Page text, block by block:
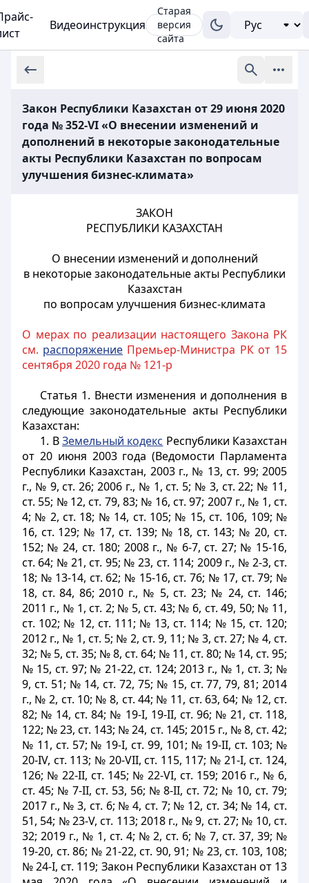
Видеоинструкция
Старая
версия
сайта
Закон Республики Казахстан от 29 июня 2020
года № 352-VI «О внесении изменений и
дополнений в некоторые законодательные
акты Республики Казахстан по вопросам
улучшения бизнес-климата»
ЗАКОН
РЕСПУБЛИКИ КАЗАХСТАН
О внесении изменений и дополнений
в некоторые законодательные акты Республики
Казахстан
по вопросам улучшения бизнес-климата
О мерах по реализации настоящего Закона РК
см. распоряжение Премьер-Министра РК от 15
сентября 2020 года № 121-р
Статья 1. Внести изменения и дополнения в
следующие законодательные акты Республики
Казахстан:
1. ВЗемельный кодекс Республики Казахстан
от 20 июня 2003 года (Ведомости Парламента
Республики Казахстан, 2003 г., № 13, ст. 99; 2005
г., № 9, ст. 26; 2006 г., № 1, ст. 5; № 3, ст. 22; № 11,
ст. 55; № 12, ст. 79, 83; № 16, ст. 97; 2007 г., № 1, ст.
4; № 2, ст. 18; № 14, ст. 105; № 15, ст. 106, 109; №
16, ст. 129; № 17, ст. 139; № 18, ст. 143; № 20, ст.
152; № 24, ст. 180; 2008 г., № 6-7, ст. 27; № 15-16,
ст. 64; № 21, ст. 95; № 23, ст. 114; 2009 г., № 2-3, ст.
18; № 13-14, ст. 62; № 15-16, ст. 76; № 17, ст. 79; №
18, ст. 84, 86; 2010 г., № 5, ст. 23; № 24, ст. 146;
2011 г., № 1, ст. 2; № 5, ст. 43; № 6, ст. 49, 50; № 11,
ст. 102; № 12, ст. 111; № 13, ст. 114; № 15, ст. 120;
2012 г., № 1, ст. 5; № 2, ст. 9, 11; № 3, ст. 27; № 4, ст.
32; № 5, ст. 35; № 8, ст. 64; № 11, ст. 80; № 14, ст. 95;
№ 15, ст. 97; № 21-22, ст. 124; 2013 г., № 1, ст. 3; №
9, ст. 51; № 14, ст. 72, 75; № 15, ст. 77, 79, 81; 2014
г., № 2, ст. 10; № 8, ст. 44; № 11, ст. 63, 64; № 12, ст.
82; № 14, ст. 84; № 19-І, 19-II, ст. 96; № 21, ст. 118,
122; № 23, ст. 143; № 24, ст. 145; 2015 г., № 8, ст. 42;
№ 11, ст. 57; № 19-І, ст. 99, 101; № 19-II, ст. 103; №
20-IV, ст. 113; № 20-VII, ст. 115, 117; № 21-І, ст. 124,
126; № 22-II, ст. 145; № 22-VI, ст. 159; 2016 г., № 6,
ст. 45; № 7-II, ст. 53, 56; № 8-II, ст. 72; № 10, ст. 79;
2017 г., № 3, ст. 6; № 4, ст. 7; № 12, ст. 34; № 14, ст.
51, 54; № 23-V, ст. 113; 2018 г., № 9, ст. 27; № 10, ст.
32; 2019 г., № 1, ст. 4; № 2, ст. 6; № 7, ст. 37, 39; №
19-20, ст. 86; № 21-22, ст. 90, 91; № 23, ст. 103, 108;
№ 24-І, ст. 119; Закон Республики Казахстан от 13